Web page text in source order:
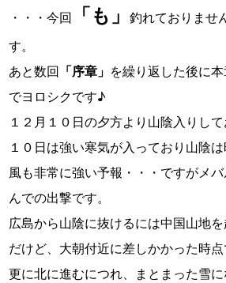
・・・今回
「も」釣れておりませ
す。
あと数回 「序章」 を繰り返した後に
でヨロシクです♪
１２月１０日の夕方より山陰入りして
１０日は強い寒気が入っており山陰は
風も非常に強い予報・・・ですがメ
んでの出撃です。
広島から山陰に抜けるには中国山地
だけど、大朝付近に差しかかった時点
更に北に進むにつれ、まとまった雪